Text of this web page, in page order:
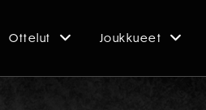
Ottelut Joukkueet